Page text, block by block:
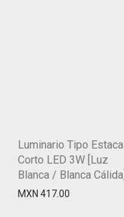
Luminario Tipo Estaca
Corto LED 3W [Luz
Blanca / Blanca Cálida]
MXN 417.00